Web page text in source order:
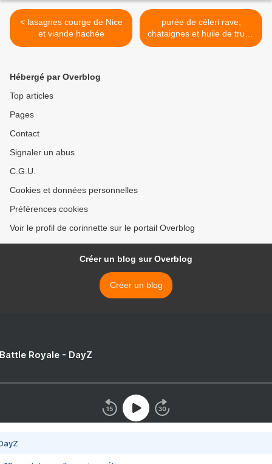
< lasagnes courge de Nice
et viande hachée
purée de céleri rave,
chataignes et huile de truffe
>
Hébergé par Overblog
Top articles
Pages
Contact
Signaler un abus
C.G.U.
Cookies et données personnelles
Préférences cookies
Voir le profil de corinnette sur le portail Overblog
Créer un blog sur Overblog
Créer un blog
Royale - DayZ